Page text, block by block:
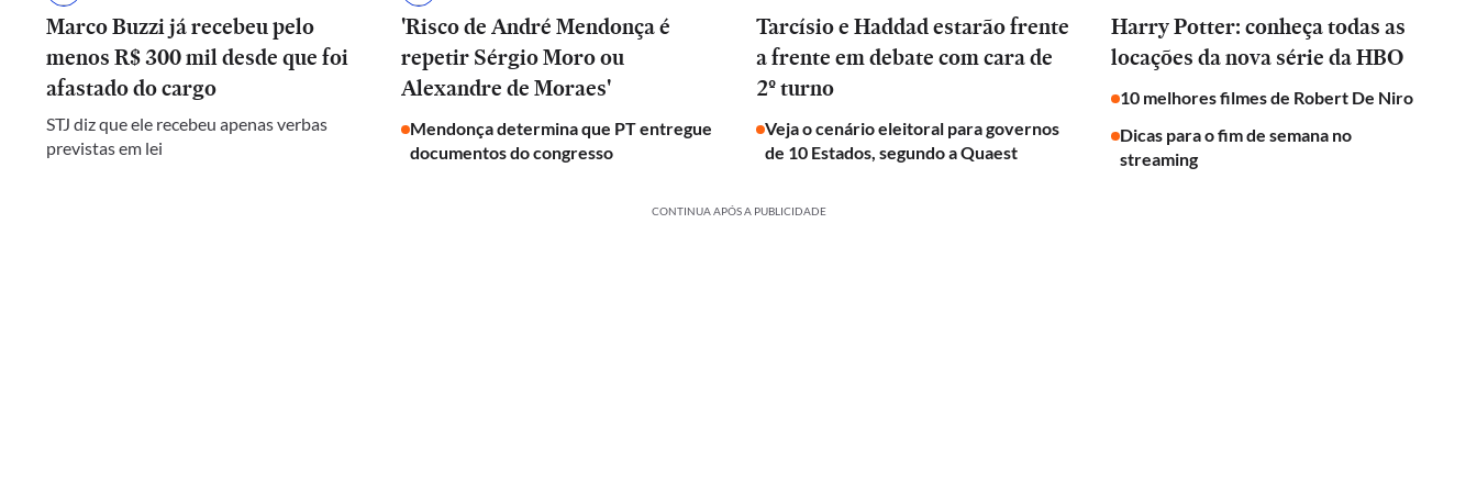
Marco Buzzi já recebeu pelo
menos R$ 300 mil desde que foi
afastado do cargo
STJ diz que ele recebeu apenas verbas
previstas em lei
'Risco de André Mendonça é
repetir Sérgio Moro ou
Alexandre de Moraes'
Mendonça determina que PT entregue
documentos do congresso
Tarcísio e Haddad estarão frente
a frente em debate com cara de
2º turno
Veja o cenário eleitoral para governos
de 10 Estados, segundo a Quaest
Harry Potter: conheça todas as
locações da nova série da HBO
10 melhores filmes de Robert De Niro
Dicas para o fim de semana no
streaming
CONTINUA APÓS A PUBLICIDADE